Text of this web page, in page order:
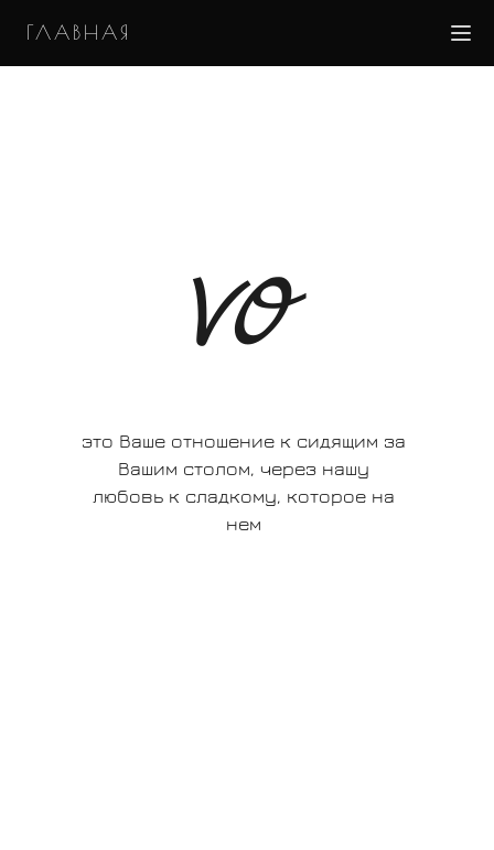
ГЛАВНАЯ
VO
это Ваше отношение к сидящим за
Вашим столом, через нашу
любовь к сладкому, которое на
нем